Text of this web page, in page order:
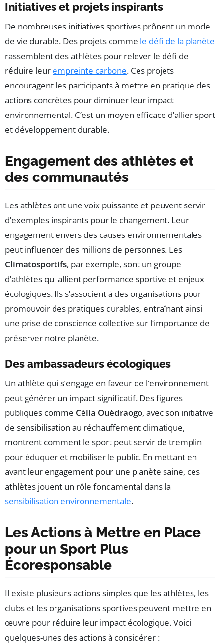
Initiatives et projets inspirants
De nombreuses initiatives sportives prônent un mode
de vie durable. Des projets comme le défi de la planète
rassemblent des athlètes pour relever le défi de
réduire leur empreinte carbone. Ces projets
encouragent les participants à mettre en pratique des
actions concrètes pour diminuer leur impact
environnemental. C’est un moyen efficace d’allier sport
et développement durable.
Engagement des athlètes et
des communautés
Les athlètes ont une voix puissante et peuvent servir
d’exemples inspirants pour le changement. Leur
engagement envers des causes environnementales
peut influencer des millions de personnes. Les
Climatosportifs, par exemple, sont un groupe
d’athlètes qui allient performance sportive et enjeux
écologiques. Ils s’associent à des organisations pour
promouvoir des pratiques durables, entraînant ainsi
une prise de conscience collective sur l’importance de
préserver notre planète.
Des ambassadeurs écologiques
Un athlète qui s’engage en faveur de l’environnement
peut générer un impact significatif. Des figures
publiques comme Célia Ouédraogo, avec son initiative
de sensibilisation au réchauffement climatique,
montrent comment le sport peut servir de tremplin
pour éduquer et mobiliser le public. En mettant en
avant leur engagement pour une planète saine, ces
athlètes jouent un rôle fondamental dans la
sensibilisation environnementale.
Les Actions à Mettre en Place
pour un Sport Plus
Écoresponsable
Il existe plusieurs actions simples que les athlètes, les
clubs et les organisations sportives peuvent mettre en
œuvre pour réduire leur impact écologique. Voici
quelques-unes des actions à considérer :